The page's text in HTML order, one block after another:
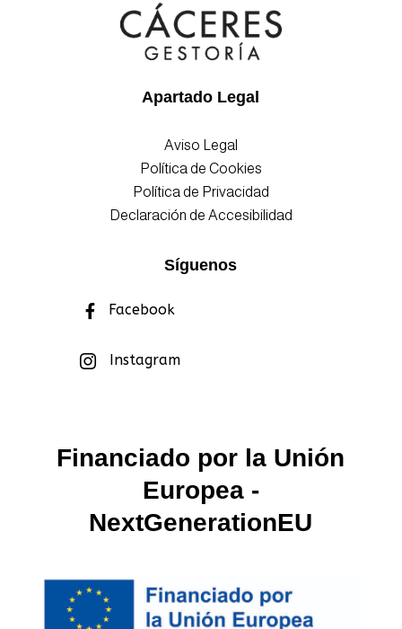
Apartado Legal
Aviso Legal
Política de Cookies
Política de Privacidad
Declaración de Accesibilidad
Síguenos
 Facebook
 Instagram
Financiado por la Unión
Europea -
NextGenerationEU